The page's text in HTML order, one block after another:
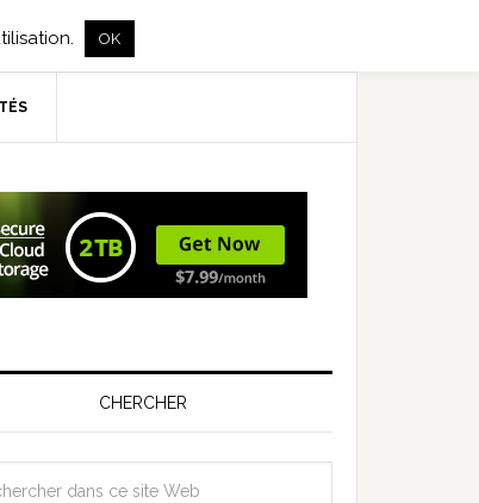
CHERCHER
OK